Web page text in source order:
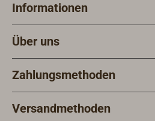
Informationen
Über uns
Zahlungsmethoden
Versandmethoden